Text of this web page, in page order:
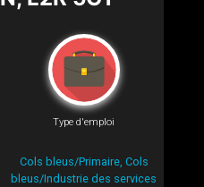
Type d'emploi
Cols bleus/Primaire, Cols
bleus/Industrie des services